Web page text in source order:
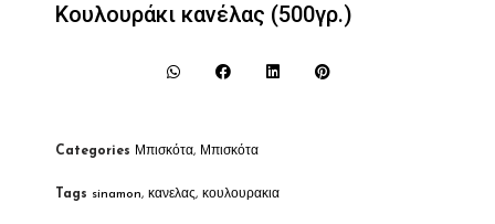
Κουλουράκι κανέλας (500γρ.)
Categories Μπισκότα, Μπισκότα
Tags sinamon, κανελας, κουλουρακια